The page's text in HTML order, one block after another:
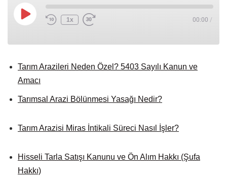
1x 00:00 /
Tarım Arazileri Neden Özel? 5403 Sayılı Kanun ve
Amacı
Tarımsal Arazi Bölünmesi Yasağı Nedir?
Tarım Arazisi Miras İntikali Süreci Nasıl İşler?
Hisseli Tarla Satışı Kanunu ve Ön Alım Hakkı (Şufa
Hakkı)